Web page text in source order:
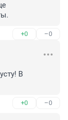
+0 –0
В
+0 –0